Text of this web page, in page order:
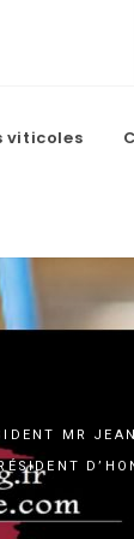
viticoles
MR